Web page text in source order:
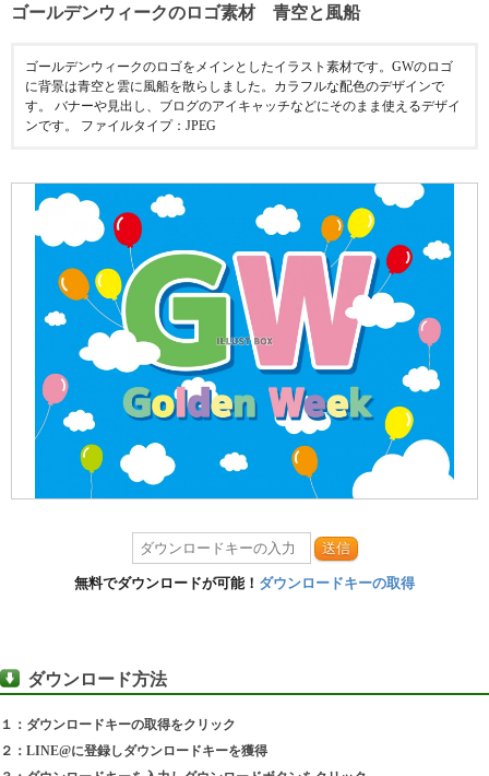
ゴールデンウィークのロゴ素材 青空と風船
ゴールデンウィークのロゴをメインとしたイラスト素材です。GWのロゴ
に背景は青空と雲に風船を散らしました。カラフルな配色のデザインで
す。 バナーや見出し、ブログのアイキャッチなどにそのまま使えるデザイ
ンです。 ファイルタイプ：JPEG
送信
無料でダウンロードが可能！ ダウンロードキーの取得
ダウンロード方法
１：ダウンロードキーの取得をクリック
２：LINE@に登録しダウンロードキーを獲得